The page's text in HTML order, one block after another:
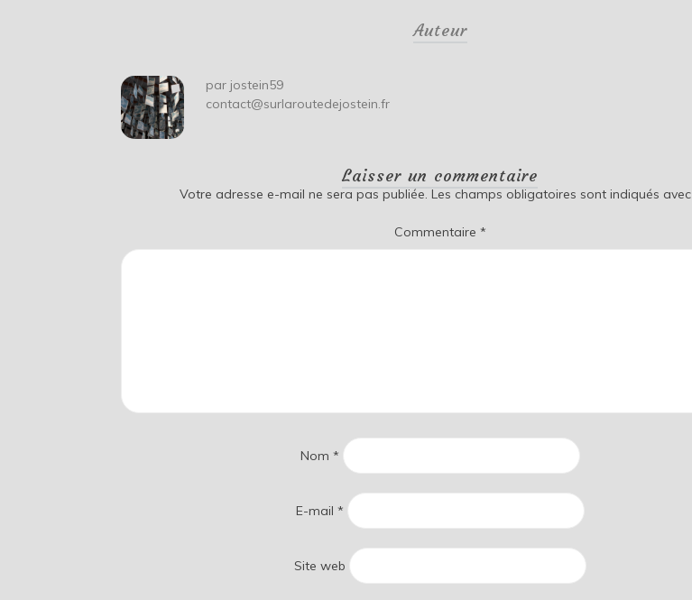
Auteur
par jostein59
contact@surlaroutedejostein.fr
Laisser un commentaire
Votre adresse e-mail ne sera pas publiée. Les champs obligatoires sont indiqués avec
Commentaire *
Nom *
E-mail *
Site web